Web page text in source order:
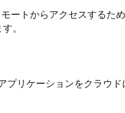
ートからアクセスするた
。
リケーションをクラウ